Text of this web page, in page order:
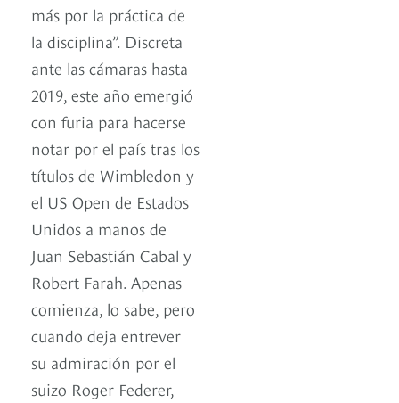
más por la práctica de
la disciplina”. Discreta
ante las cámaras hasta
2019, este año emergió
con furia para hacerse
notar por el país tras los
títulos de Wimbledon y
el US Open de Estados
Unidos a manos de
Juan Sebastián Cabal y
Robert Farah. Apenas
comienza, lo sabe, pero
cuando deja entrever
su admiración por el
suizo Roger Federer,